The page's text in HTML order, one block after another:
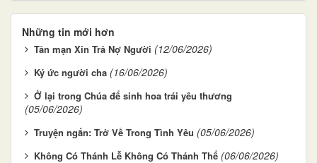
Những tin mới hơn
Tản mạn Xin Trả Nợ Người (12/06/2026)
Ký ức người cha (16/06/2026)
Ở lại trong Chúa để sinh hoa trái yêu thương
(05/06/2026)
Truyện ngắn: Trở Về Trong Tình Yêu (05/06/2026)
Không Có Thánh Lễ Không Có Thánh Thể (06/06/2026)